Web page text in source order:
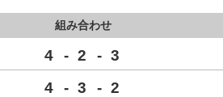
組み合わせ
4 - 2 - 3
4 - 3 - 2